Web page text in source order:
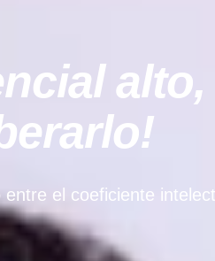
alto,
el coeficiente